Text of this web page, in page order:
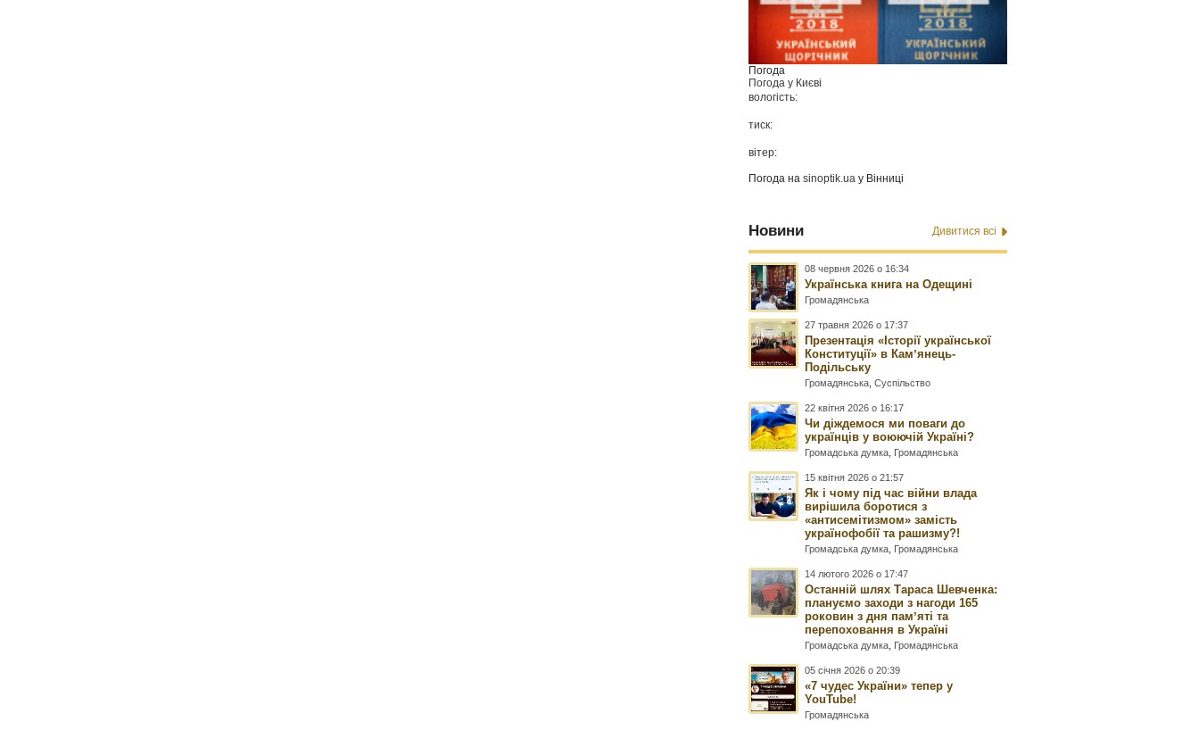
Погода
Погода у Києві
вологість:
тиск:
вітер:
Погода наsinoptik.ua у Вінниці
Новини Дивитися всі
08 червня 2026 о 16:34
Українська книга на Одещині
Громадянська
27 травня 2026 о 17:37
Презентація «Історії української
Конституції» в Камʼянець-
Подільську
Громадянська ,Суспільство
22 квітня 2026 о 16:17
Чи діждемося ми поваги до
українців у воюючій Україні?
Громадська думка Громадянська
15 квітня 2026 о 21:57
Як і чому під час війни влада
вирішила боротися з
«антисемітизмом» замість
українофобії та рашизму?!
Громадська думка Громадянська
14 лютого 2026 о 17:47
Останній шлях Тараса Шевченка:
плануємо заходи з нагоди 165
роковин з дня памʼяті та
перепоховання в Україні
Громадська думка Громадянська
05 січня 2026 о 20:39
«7 чудес України» тепер у
YouTube!
Громадянська